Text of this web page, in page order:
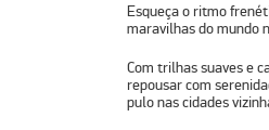
Esqueça o ritmo
maravilhas do mundo
Com trilhas suaves e
repousar com
pulo nas cidades